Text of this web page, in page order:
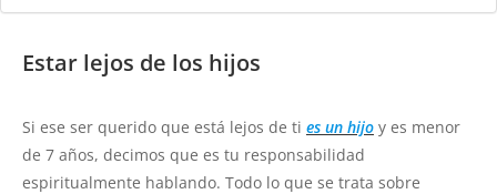
Estar lejos de los hijos
Si ese ser querido que está lejos de ti es un hijo y es menor
de 7 años, decimos que es tu responsabilidad
espiritualmente hablando. Todo lo que se trata sobre